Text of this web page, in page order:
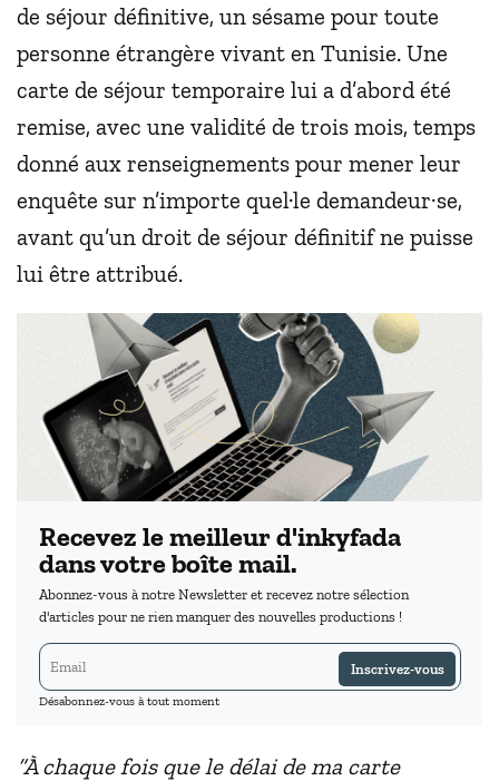
de séjour définitive, un sésame pour toute
personne étrangère vivant en Tunisie. Une
carte de séjour temporaire lui a d’abord été
remise, avec une validité de trois mois, temps
donné aux renseignements pour mener leur
enquête sur n’importe quel·le demandeur·se,
avant qu’un droit de séjour définitif ne puisse
lui être attribué.
Recevez le meilleur d'inkyfada
dans votre boîte mail.
Abonnez-vous à notre Newsletter et recevez notre sélection
d'articles pour ne rien manquer des nouvelles productions !
Inscrivez-vous
Désabonnez-vous à tout moment
“À chaque fois que le délai de ma carte